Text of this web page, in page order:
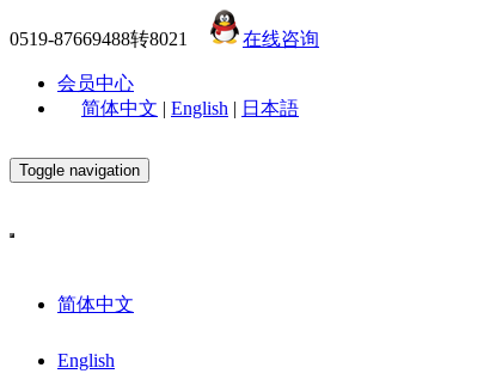
0519-87669488转8021 在线咨询
会员中心
简体中文 | English | 日本語
Toggle navigation
简体中文
English